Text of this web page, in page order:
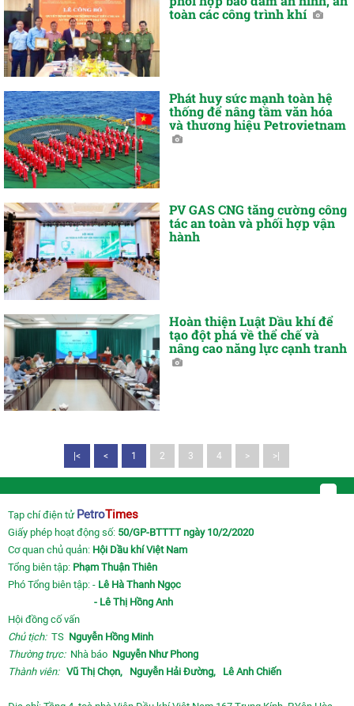
toàn các công trình khí
Phát huy sức mạnh toàn hệ
thống để nâng tầm văn hóa
và thương hiệu Petrovietnam
PV GAS CNG tăng cường công
tác an toàn và phối hợp vận
hành
Hoàn thiện Luật Dầu khí để
tạo đột phá về thể chế và
nâng cao năng lực cạnh tranh
|< < 1 2 3 4 > >|
Tạp chí điện tử PetroTimes
Giấy phép hoạt động số: 50/GP-BTTTT ngày 10/2/2020
Cơ quan chủ quản: Hội Dầu khí Việt Nam
Tổng biên tập: Phạm Thuận Thiên
Phó Tổng biên tập: - Lê Hà Thanh Ngọc
- Lê Thị Hồng Anh
Hội đồng cố vấn
Chủ tịch:TS Nguyễn Hồng Minh
Thường trực: Nhà báo Nguyễn Như Phong
Thành viên: Vũ Thị Chọn, Nguyễn Hải Đường, Lê Anh Chiến